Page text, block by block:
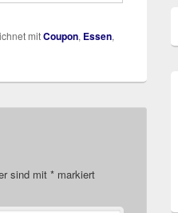
mitCoupon, Essen,
sind mit * markiert